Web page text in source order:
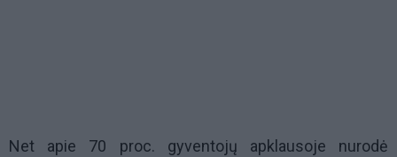
Net apie 70 proc. gyventojų apklausoje nurodė